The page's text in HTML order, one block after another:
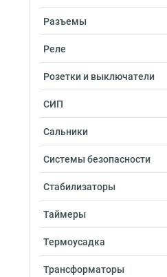
Разъемы
Реле
Розетки и выключатели
СИП
Сальники
Системы безопасности
Стабилизаторы
Таймеры
Термоусадка
Трансформаторы